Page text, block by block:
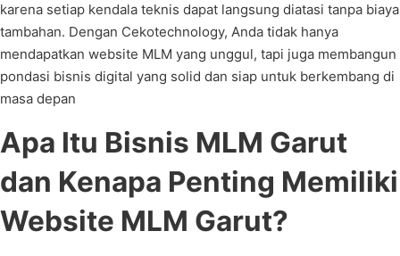
karena setiap kendala teknis dapat langsung diatasi tanpa biaya
tambahan. Dengan Cekotechnology, Anda tidak hanya
mendapatkan website MLM yang unggul, tapi juga membangun
pondasi bisnis digital yang solid dan siap untuk berkembang di
masa depan
Apa Itu Bisnis MLM Garut
dan Kenapa Penting Memiliki
Website MLM Garut?